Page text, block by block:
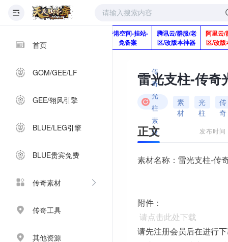
首页
GOM/GEE/LF
GEE/翎风引擎
BLUE/LEG引擎
BLUE贵宾免费
传奇素材
传奇工具
其他资源
Q920992345
香港空间-挂站-
免备案
腾讯云/群服/老
区/改版本神器
阿里云/
区/改版
雷光支柱-传奇
传
奇
光
柱
素
材
素
材
光
柱
传
奇
正文 发布时
素材名称：雷光支柱-传
附件：
请点击此处下载
请先注册会员后在进行